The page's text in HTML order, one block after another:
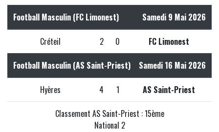
Football Masculin (FC Limonest) Samedi 9 Mai 2026
Créteil 2 0 FC Limonest
Football Masculin (AS Saint-Priest) Samedi 16 Mai 2026
Hyères 4 1 AS Saint-Priest
Classement AS Saint-Priest : 15ème
National 2